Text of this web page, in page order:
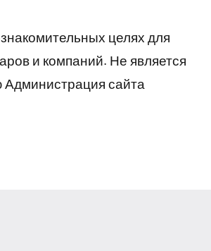
целях для
и компаний. Не является
сайта